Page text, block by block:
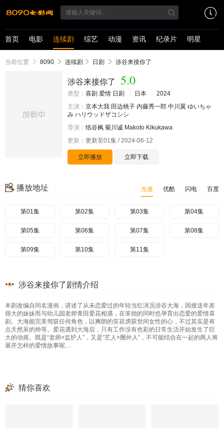
首页 电影 连续剧 综艺 动漫 资讯 纪录片 明星
当前位置 8090 连续剧 日剧 涉谷来接你了
涉谷来接你了 5.0
类型： 喜剧 爱情 日剧 日本
2024
主演： 京本大我 田边桃子 内藤秀一郎 中川翼 ゆいちゃ
み ハリウッドザコシシ
导演： 纸谷枫 菊川诚 Makoto Kikukawa
更新： 更新至01集 / 2024-06-12
立即播放 立即下载
播放地址 光速 优酷 闪电 百度
第01集 第02集 第03集 第04集
第05集 第06集 第07集 第08集
第09集 第10集 第11集
涉谷来接你了剧情介绍
本剧改编自同名漫画，讲述了从未恋爱过的年轻当红演员涉谷大海，因接送年差
很大的妹妹而与幼儿园老师青田爱花相遇，在笨拙的同时也孕育出恋爱的爱情喜
剧。大海能完美驾驭任何角色，以爽朗的笑容虏获世间女性的心，不过其实是有
点天然呆的帅哥。爱花遇到大海后，只有工作没有色彩的日常生活开始发生了巨
大的动摇。既是“老师×监护人”，又是“艺人×圈外人”，不可能结合在一起的两人将
展开怎样的爱情故事呢…
猜你喜欢